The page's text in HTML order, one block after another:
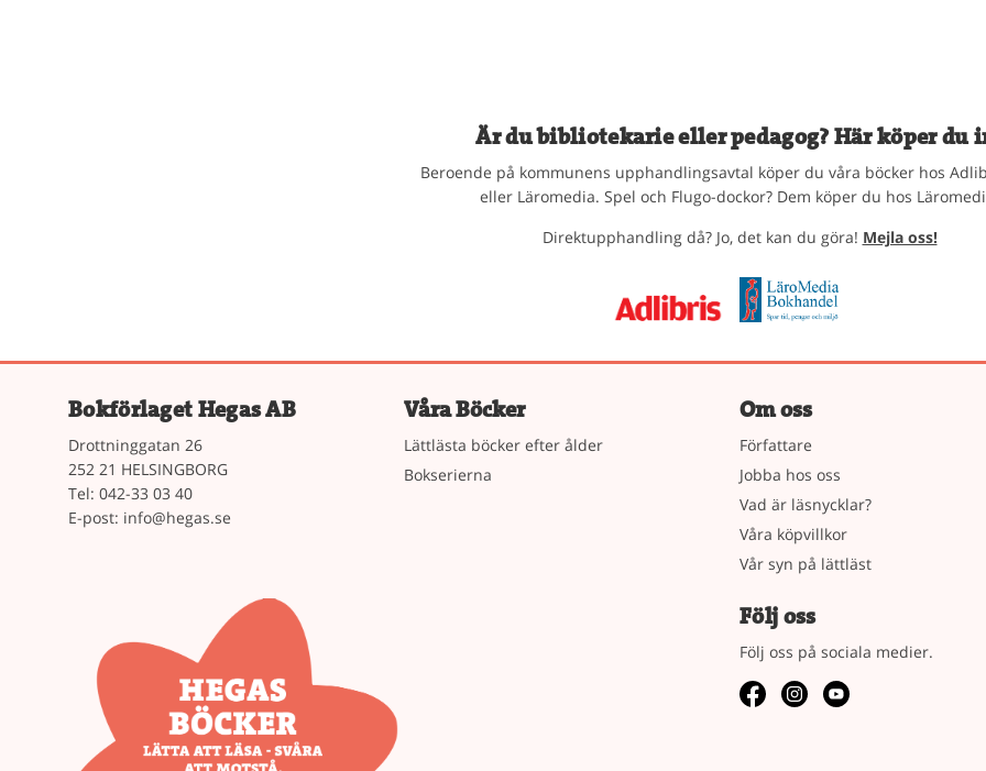
Är du bibliotekarie eller pedagog? Här köper du
Beroende på kommunens upphandlingsavtal köper du våra böcker hos
eller Läromedia. Spel och Flugo-dockor? Dem köper du hos
Direktupphandling då? Jo, det kan du göra! Mejla oss!
Bokförlaget Hegas AB
Drottninggatan 26
252 21 HELSINGBORG
Tel: 042-33 03 40
E-post: info@hegas.se
Våra Böcker
Lättlästa böcker efter ålder
Bokserierna
Om oss
Författare
Jobba hos oss
Vad är läsnycklar?
Våra köpvillkor
Vår syn på lättläst
Följ oss
Följ oss på sociala medier.